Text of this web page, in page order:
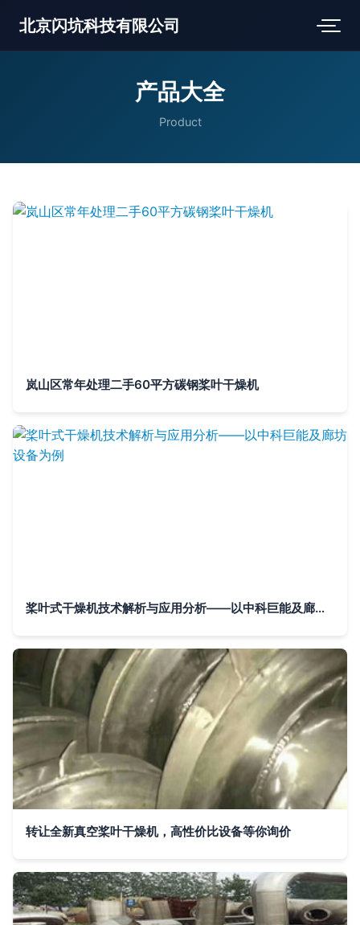
北京闪坑科技有限公司
产品大全
Product
岚山区常年处理二手60平方碳钢桨叶干燥机
桨叶式干燥机技术解析与应用分析——以中科巨能及廊坊设备为例
转让全新真空桨叶干燥机，高性价比设备等你询价